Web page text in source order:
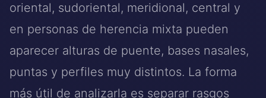
oriental, sudoriental, meridional, central y
en personas de herencia mixta pueden
aparecer alturas de puente, bases nasales,
puntas y perfiles muy distintos. La forma
más útil de analizarla es separar rasgos